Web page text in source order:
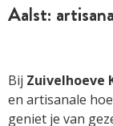
Aalst:
Bij Zuivelhoeve
en artisanale
geniet je van